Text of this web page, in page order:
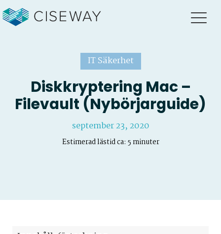
IT Säkerhet
Diskkryptering Mac –
Filevault (Nybörjarguide)
september 23, 2020
Estimerad lästid ca: 5 minuter